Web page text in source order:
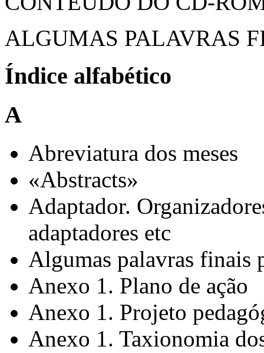
ALGUMAS PALAVRAS
Índice alfabético
A
Abreviatura dos meses
«Abstracts»
Adaptador.
adaptadores etc
Algumas palavras finais
Anexo 1. Plano de ação
Anexo 1. Projeto
Anexo 1. Taxionomia